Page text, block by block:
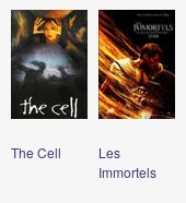
The Cell
Les
Immortels